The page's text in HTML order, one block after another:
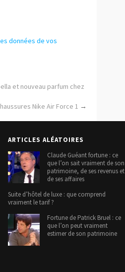
données de vos
et nouveau parfum chez
Nike Air Force 1 →
ARTICLES ALÉATOIRES
Claude Guéant fortune : ce
que l’on sait vraiment de son
patrimoine, de ses revenus et
de ses affaires
Suite d’hôtel de luxe : que comprend
vraiment le tarif ?
Fortune de Patrick Bruel : ce
que l’on peut vraiment
estimer de son patrimoine